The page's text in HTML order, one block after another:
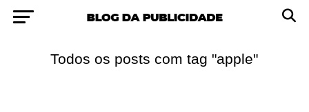
Todos os posts com tag "apple"